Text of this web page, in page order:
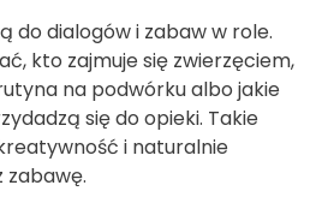
do dialogów i zabaw w role.
kto zajmuje się zwierzęciem,
na podwórku albo jakie
się do opieki. Takie
i naturalnie
zabawę.